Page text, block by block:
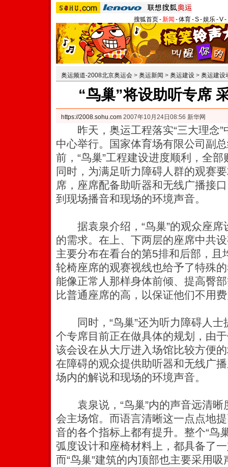
搜狐首页-新闻 -体育-S-娱乐-V-
奥运频道-2008北京奥运会 > 奥运新闻 > 奥运建设 > 奥运建设
“鸟巢”将设助听专席
https://2008.sohu.com 2007年10月24日08:56 新华网
昨天，奥运工程落实“三大理念”
中心举行。国家体育场有限公司副
前，“鸟巢”工程建设进度顺利，全
同时，为满足听力障碍人群的观赛
席，座席配备助听器和无线广播接
到现场播音和现场的环境声音。
据袁泉介绍，“鸟巢”的观众座席
的需求。在上、下两层的座席中共
主要分布在看台的第5排和后部，且
轮椅座席的观赛视线也给予了特殊
能像正常人那样身体前倾、提高臀
比普通座席的高，以保证他们不用
同时，“鸟巢”还为听力障碍人士
个专席目前正在做具体的规划，由
该会设在从大厅进入场馆比较方便
在障碍的观众提供助听器和无线广
场内的解说和现场的环境声音。
袁泉说，“鸟巢”内的声音远清晰
会主场馆。而语言清晰这一点点地
音的各个指标上都有提升。整个“鸟
弧度设计和座椅材料上，都具备了
而“鸟巢”建筑的内顶部也主要采用